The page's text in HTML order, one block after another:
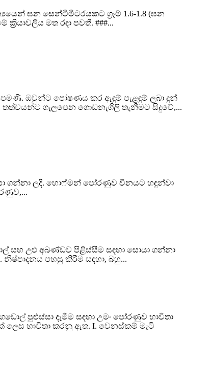
ඝන සෙන්ටිමීටරයකට ග්‍රෑම් 1.6-1.8 (ඝන
මත රඳා පවතී. ###...
ඔවුන්ට පෝෂණය කර ඇඳුම් පැළඳුම් ලබා දුන්
ගැලපෙන ගොඩනැගිලි තැනීමට සිදුවේ,...
ගන්නා ලදී. හොෆ්මන් පෝරණුව චීනයට හඳුන්වා
සහ උළු අඛණ්ඩව පිළිස්සීම සඳහා සොයා ගන්නා
පහසු කිරීම සඳහා, බහු...
පුළුස්සා දැමීම සඳහා උමං පෝරණුව භාවිතා
ලෙස භාවිතා කරනු ඇත. I. වෙනස්කම් මැටි